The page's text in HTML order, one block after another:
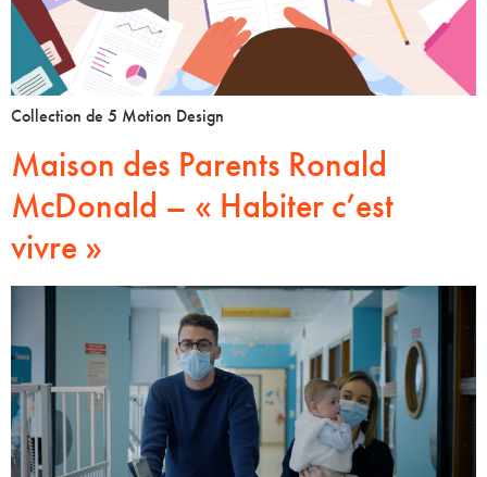
Collection de 5 Motion Design
Maison des Parents Ronald
McDonald – « Habiter c’est
vivre »